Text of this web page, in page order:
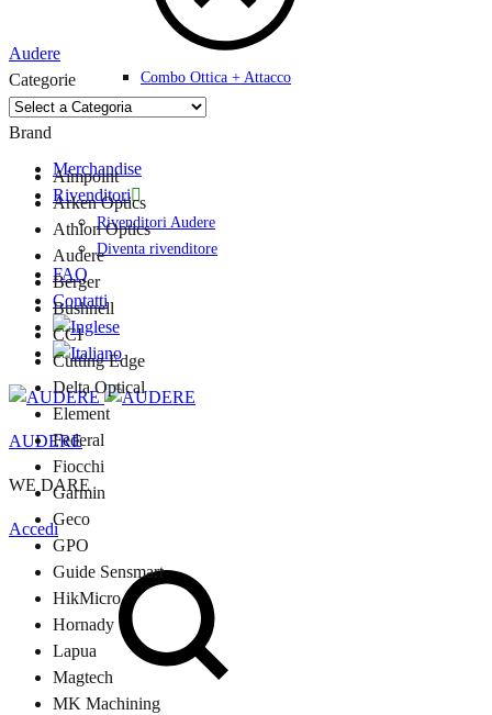
Combo Ottica + Attacco
Merchandise
Rivenditori
Rivenditori Audere
Diventa rivenditore
FAQ
Contatti
AUDERE
WE DARE
Accedi
Cerca
Audere
Categorie
Brand
Aimpoint
Arken Optics
Athlon Optics
Audere
Berger
Bushnell
CCI
Cutting Edge
Delta Optical
Element
Federal
Fiocchi
Garmin
Geco
GPO
Guide Sensmart
HikMicro
Hornady
Lapua
Magtech
MK Machining